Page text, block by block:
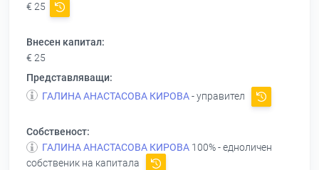
€ 25
Внесен капитал:
€ 25
Представляващи:
ГАЛИНА АНАСТАСОВА КИРОВА- управител
Собственост:
ГАЛИНА АНАСТАСОВА КИРОВА 100% - едноличен
собственик на капитала